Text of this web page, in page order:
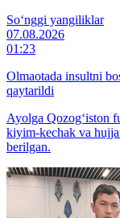
So‘nggi yangiliklar
07.08.2026
01:23
Olmaotada insultni
qaytarildi
Ayolga Qozog‘iston
kiyim-kechak va
berilgan.